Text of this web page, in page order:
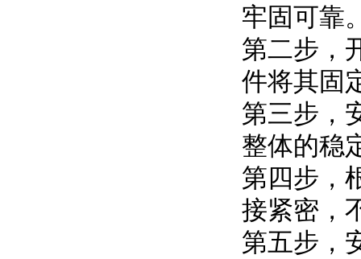
牢固可靠
第二步，
件将其固
第三步，
整体的稳
第四步，
接紧密，
第五步，